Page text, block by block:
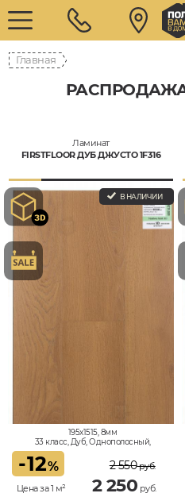
Главная
Ламинат
FIRSTFLOOR ДУБ ДЖУСТО 1F316
В НАЛИЧИИ
195x1515, 8мм
33 класс, Дуб, Однополосный,
-12%
Цена за 1 м²
2 550руб.
2 250 руб.